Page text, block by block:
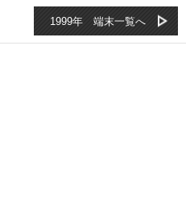
1999年 端末一覧へ